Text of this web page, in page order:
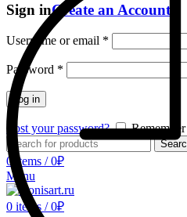
Sign inCreate an Account
Username or email *
Password *
Log in
Lost your password?
0 items / 0₽
Menu
0 items / 0₽